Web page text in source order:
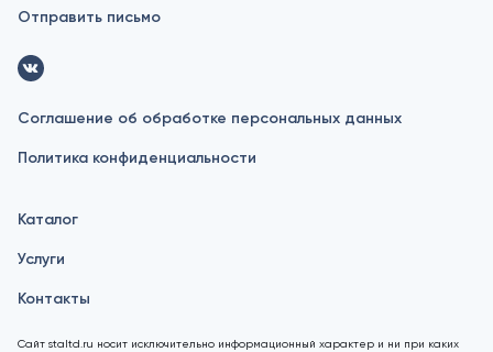
Отправить письмо
Соглашение об обработке персональных данных
Политика конфиденциальности
Каталог
Услуги
Контакты
Сайт staltd.ru носит исключительно информационный характер и ни при каких